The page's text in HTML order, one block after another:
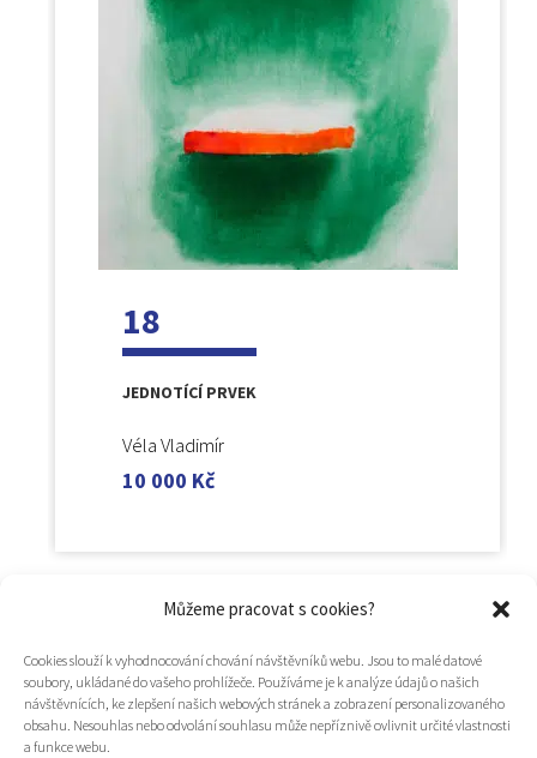
Můžeme pracovat s cookies?
Cookies slouží k vyhodnocování chování návštěvníků webu. Jsou to malé datové
soubory, ukládané do vašeho prohlížeče. Používáme je k analýze údajů o našich
návštěvnících, ke zlepšení našich webových stránek a zobrazení personalizovaného
obsahu. Nesouhlas nebo odvolání souhlasu může nepříznivě ovlivnit určité vlastnosti
a funkce webu.
18
JEDNOTÍCÍ PRVEK
Véla Vladimír
10 000 Kč